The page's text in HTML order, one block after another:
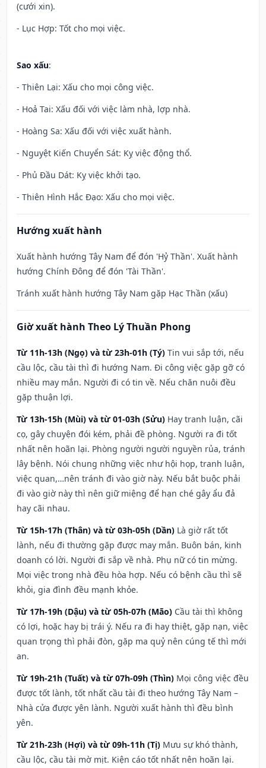
(cưới xin).
- Lục Hợp: Tốt cho mọi việc.
Sao xấu:
- Thiên Lại: Xấu cho mọi công việc.
- Hoả Tai: Xấu đối với việc làm nhà, lợp nhà.
- Hoàng Sa: Xấu đối với việc xuất hành.
- Nguyệt Kiến Chuyển Sát: Kỵ việc động thổ.
- Phủ Đầu Dát: Kỵ việc khởi tạo.
- Thiên Hình Hắc Đạo: Xấu cho mọi việc.
Hướng xuất hành
Xuất hành hướng Tây Nam để đón 'Hỷ Thần'. Xuất hành
hướng Chính Đông để đón 'Tài Thần'.
Tránh xuất hành hướng Tây Nam gặp Hạc Thần (xấu)
Giờ xuất hành Theo Lý Thuần Phong
Từ 11h-13h (Ngọ) và từ 23h-01h (Tý) Tin vui sắp tới, nếu
cầu lộc, cầu tài thì đi hướng Nam. Đi công việc gặp gỡ có
nhiều may mắn. Người đi có tin về. Nếu chăn nuôi đều
gặp thuận lợi.
Từ 13h-15h (Mùi) và từ 01-03h (Sửu) Hay tranh luận, cãi
cọ, gây chuyện đói kém, phải đề phòng. Người ra đi tốt
nhất nên hoãn lại. Phòng người người nguyền rủa, tránh
lây bệnh. Nói chung những việc như hội họp, tranh luận,
việc quan,…nên tránh đi vào giờ này. Nếu bắt buộc phải
đi vào giờ này thì nên giữ miệng để hạn ché gây ẩu đả
hay cãi nhau.
Từ 15h-17h (Thân) và từ 03h-05h (Dần) Là giờ rất tốt
lành, nếu đi thường gặp được may mắn. Buôn bán, kinh
doanh có lời. Người đi sắp về nhà. Phụ nữ có tin mừng.
Mọi việc trong nhà đều hòa hợp. Nếu có bệnh cầu thì sẽ
khỏi, gia đình đều mạnh khỏe.
Từ 17h-19h (Dậu) và từ 05h-07h (Mão) Cầu tài thì không
có lợi, hoặc hay bị trái ý. Nếu ra đi hay thiệt, gặp nạn, việc
quan trọng thì phải đòn, gặp ma quỷ nên cúng tế thì mới
an.
Từ 19h-21h (Tuất) và từ 07h-09h (Thìn) Mọi công việc đều
được tốt lành, tốt nhất cầu tài đi theo hướng Tây Nam –
Nhà cửa được yên lành. Người xuất hành thì đều bình
yên.
Từ 21h-23h (Hợi) và từ 09h-11h (Tị) Mưu sự khó thành,
cầu lộc, cầu tài mờ mịt. Kiện cáo tốt nhất nên hoãn lại.